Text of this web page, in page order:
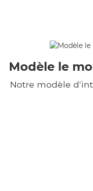
Modèle le
Notre modèle